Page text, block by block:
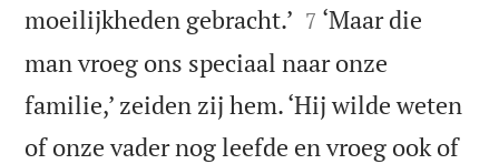
moeilijkheden gebracht.’ 

7 ‘Maar die
man vroeg ons speciaal naar onze
familie,’ zeiden zij hem. ‘Hij wilde weten
of onze vader nog leefde en vroeg ook of